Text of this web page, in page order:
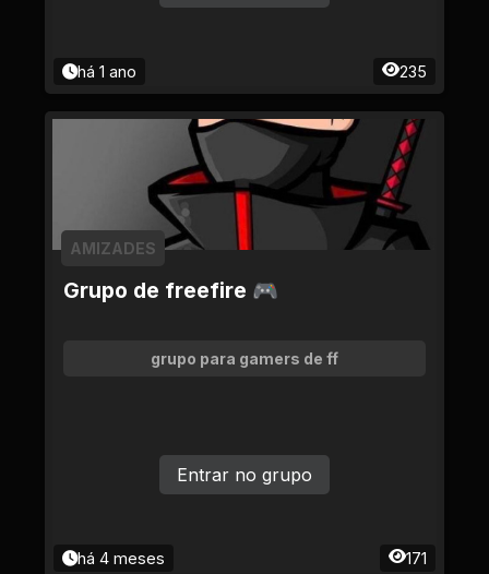
há 1 ano 235
Grupo de freefire 🎮
AMIZADES
grupo para gamers de ff
há 4 meses 171
Entrar no grupo